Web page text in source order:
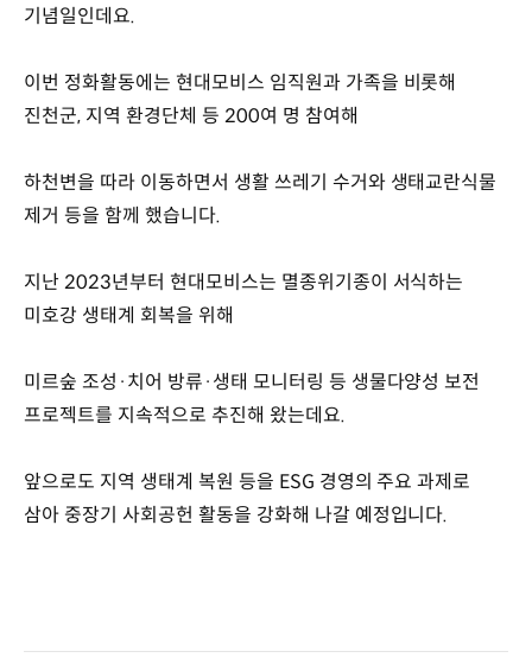
기념일인데요.
이번 정화활동에는 현대모비스 임직원과 가족을 비롯해
진천군, 지역 환경단체 등 200여 명 참여해
하천변을 따라 이동하면서 생활 쓰레기 수거와 생태교란식물
제거 등을 함께 했습니다.
지난 2023년부터 현대모비스는 멸종위기종이 서식하는
미호강 생태계 회복을 위해
미르숲 조성·치어 방류·생태 모니터링 등 생물다양성 보전
프로젝트를 지속적으로 추진해 왔는데요.
앞으로도 지역 생태계 복원 등을 ESG 경영의 주요 과제로
삼아 중장기 사회공헌 활동을 강화해 나갈 예정입니다.